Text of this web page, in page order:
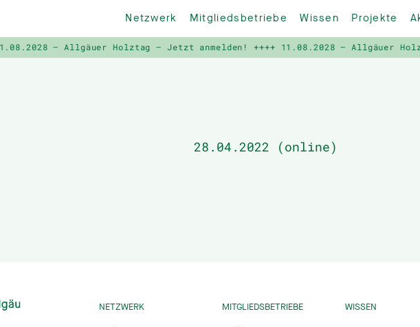
Netzwerk Mitgliedsbetriebe Wissen Projekte
– Allgäuer Holztag – Jetzt anmelden! ++++11.08.2028 – Allgäuer
28.04.2022 (online)
NETZWERK MITGLIEDSBETRIEBE WISSEN